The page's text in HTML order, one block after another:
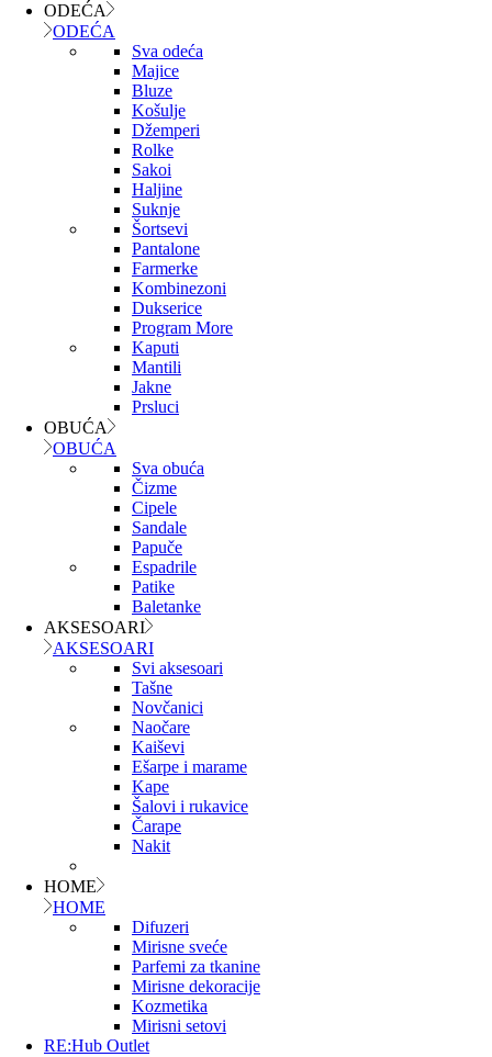
ODEĆA
ODEĆA
Sva odeća
Majice
Bluze
Košulje
Džemperi
Rolke
Sakoi
Haljine
Suknje
Šortsevi
Pantalone
Farmerke
Kombinezoni
Dukserice
Program More
Kaputi
Mantili
Jakne
Prsluci
OBUĆA
OBUĆA
Sva obuća
Čizme
Cipele
Sandale
Papuče
Espadrile
Patike
Baletanke
AKSESOARI
AKSESOARI
Svi aksesoari
Tašne
Novčanici
Naočare
Kaiševi
Ešarpe i marame
Kape
Šalovi i rukavice
Čarape
Nakit
HOME
HOME
Difuzeri
Mirisne sveće
Parfemi za tkanine
Mirisne dekoracije
Kozmetika
Mirisni setovi
RE:Hub Outlet